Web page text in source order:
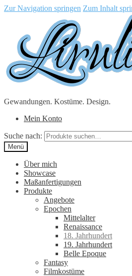
Zur Navigation springen Zum Inhalt
Gewandungen. Kostüme. Design.
Mein Konto
Suche nach:
Menü
Über mich
Showcase
Maßanfertigungen
Produkte
Angebote
Epochen
Mittelalter
Renaissance
18. Jahrhundert
19. Jahrhundert
Belle Epoque
Fantasy
Filmkostüme